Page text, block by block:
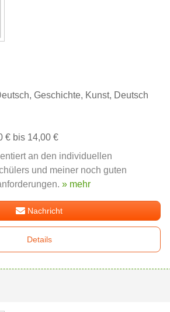
Geschichte, Kunst, Deutsch
€ bis 14,00 €
an den individuellen
und meiner noch guten
» mehr
Nachricht
Details